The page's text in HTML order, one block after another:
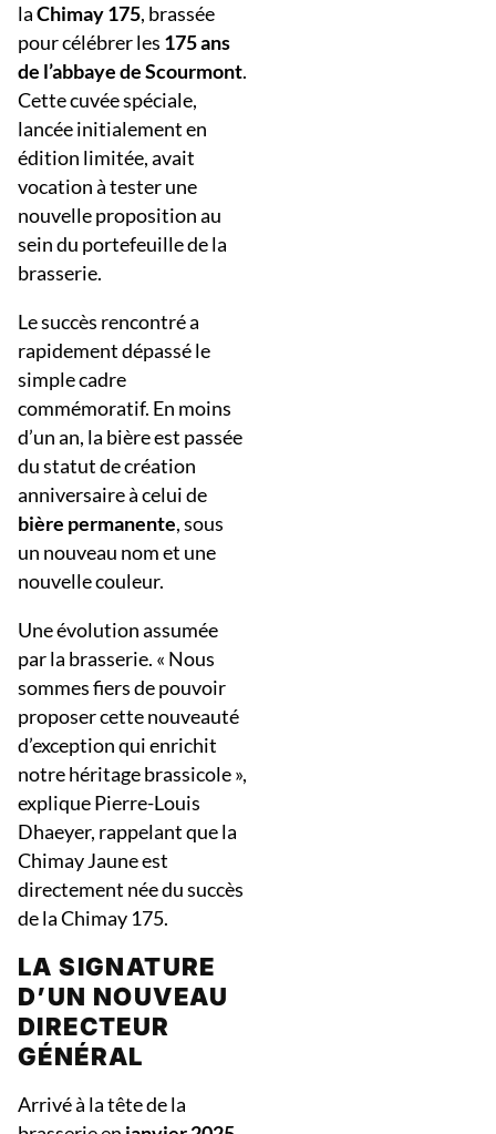
laChimay 175, brassée
pour célébrer les 175 ans
de l’abbaye de Scourmont.
Cette cuvée spéciale,
lancée initialement en
édition limitée, avait
vocation à tester une
nouvelle proposition au
sein du portefeuille de la
brasserie.
Le succès rencontré a
rapidement dépassé le
simple cadre
commémoratif. En moins
d’un an, la bière est passée
du statut de création
anniversaire à celui de
bière permanente, sous
un nouveau nom et une
nouvelle couleur.
Une évolution assumée
par la brasserie. « Nous
sommes fiers de pouvoir
proposer cette nouveauté
d’exception qui enrichit
notre héritage brassicole »,
explique Pierre-Louis
Dhaeyer, rappelant que la
Chimay Jaune est
directement née du succès
de la Chimay 175.
LA SIGNATURE
D’UN NOUVEAU
DIRECTEUR
GÉNÉRAL
Arrivé à la tête de la